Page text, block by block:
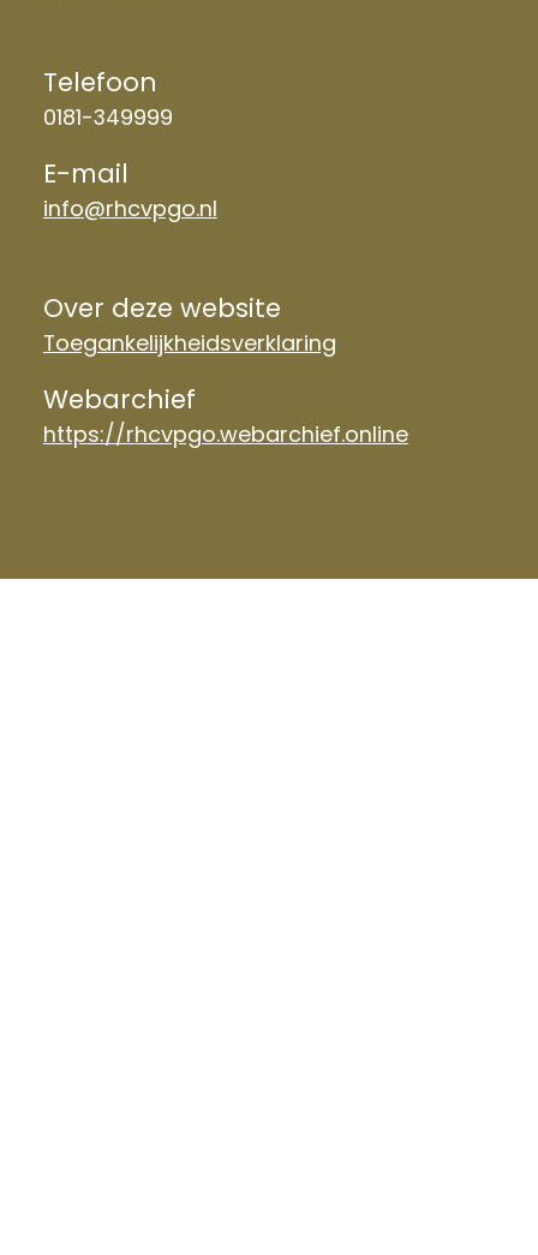
Telefoon
0181-349999
E-mail
info@rhcvpgo.nl
Over deze website
Toegankelijkheidsverklaring
Webarchief
https://rhcvpgo.webarchief.online